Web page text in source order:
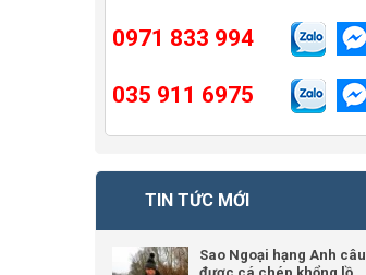
0971 833 994
035 911 6975
TIN TỨC MỚI
Sao Ngoại hạng Anh câu